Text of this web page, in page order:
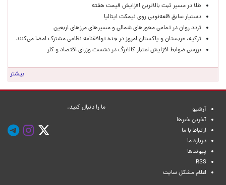
طلا در مسیر ثبت بالاترین افزایش قیمت هفته
دستیار سابق قلعه‌نویی روی نیمکت ایتالیا
تردد روان در تمامی محورهای شمالی و مسیرهای مرزهای اربعین
ترکیه، عربستان و پاکستان امروز در جده توافقنامه نظامی مشترک امضا می‌کنند
بررسی ضوابط افزایش اعتبار کالابرگ در نشست وزرای اقتصاد و کار
بیشتر
آرشیو
آخرین خبرها
ارتباط با ما
درباره ما
پیوندها
RSS
اعلام مشکل سایت
ما را دنبال کنید.